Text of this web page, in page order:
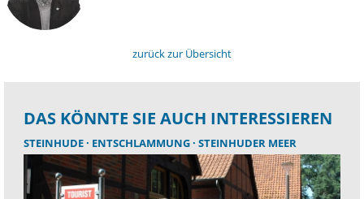
zurück zur Übersicht
DAS KÖNNTE SIE AUCH INTERESSIEREN
STEINHUDE ENTSCHLAMMUNG STEINHUDER MEER